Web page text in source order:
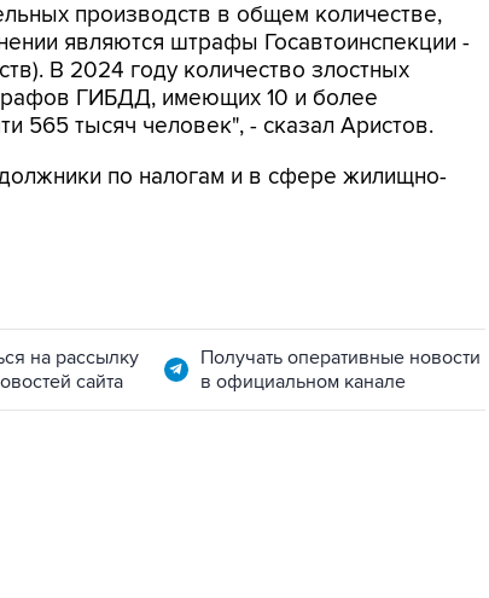
производств в общем количестве,
являются штрафы Госавтоинспекции -
В 2024 году количество злостных
ГИБДД, имеющих 10 и более
565 тысяч человек", - сказал Аристов.
по налогам и в сфере жилищно-
на рассылку
сайта
Получать оперативные новости
в официальном канале